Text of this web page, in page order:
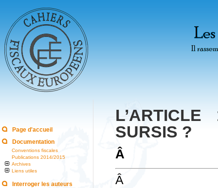
Page d'accueil
Documentation
Conventions fiscales
Publications 2014/2015
Archives
Liens utiles
Interroger les auteurs
SURSIS ?
Â
Â